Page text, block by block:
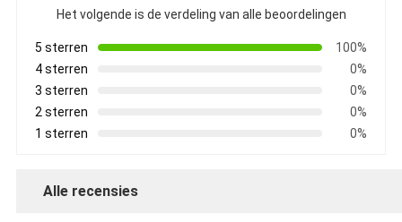
Het volgende is de verdeling van alle beoordelingen
5 sterren
100%
4 sterren
0%
3 sterren
0%
2 sterren
0%
1 sterren
0%
Alle recensies